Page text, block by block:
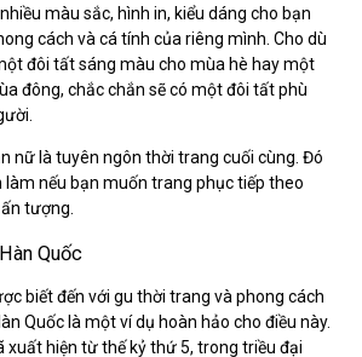
màu sắc, hình in, kiểu dáng cho bạn
cách và cá tính của riêng mình. Cho dù
đôi tất sáng màu cho mùa hè hay một
đông, chắc chắn sẽ có một đôi tất phù
nữ là tuyên ngôn thời trang cuối cùng. Đó
làm nếu bạn muốn trang phục tiếp theo
tượng.
Quốc
biết đến với gu thời trang và phong cách
Quốc là một ví dụ hoàn hảo cho điều này.
xuất hiện từ thế kỷ thứ 5, trong triều đại